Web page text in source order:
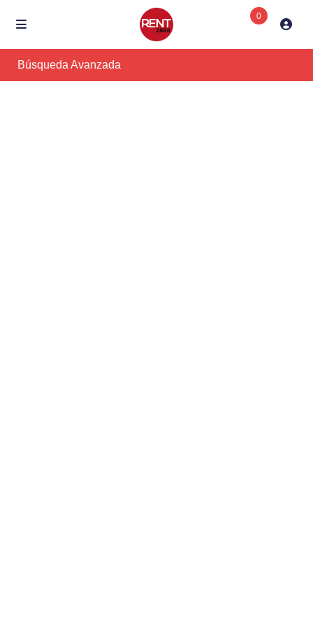
0
Búsqueda Avanzada